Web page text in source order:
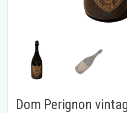
Dom Perignon